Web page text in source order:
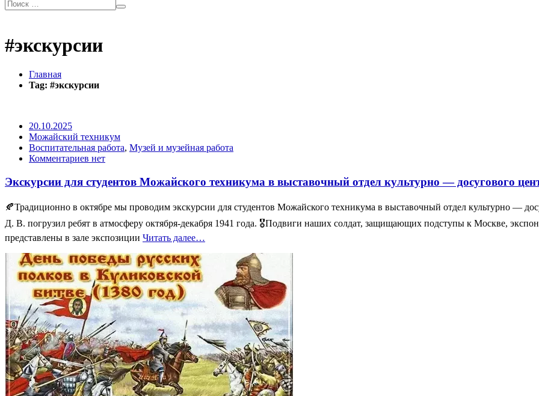
#экскурсии
Главная
Tag: #экскурсии
20.10.2025
Можайский техникум
Воспитательная работа, Музей и музейная работа
Комментариев нет
Экскурсии для студентов Можайского техникума в выставочный отдел культурно — досугового
🍂Традиционно в октябре мы проводим экскурсии для студентов Можайского техникума в выставочный отдел культурно —
Д. В. погрузил ребят в атмосферу октября-декабря 1941 года. 🎖Подвиги наших солдат, защищающих подступы к Москве,
представлены в зале экспозиции Читать далее…